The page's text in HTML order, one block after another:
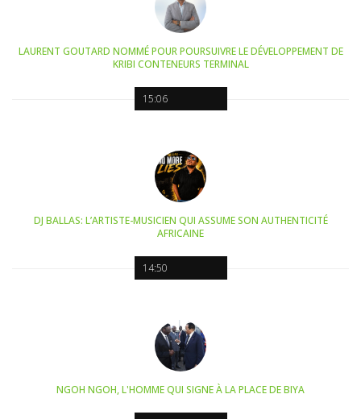
15:06
LAURENT GOUTARD NOMMÉ POUR POURSUIVRE LE DÉVELOPPEMENT DE
KRIBI CONTENEURS TERMINAL
14:50
DJ BALLAS: L’ARTISTE-MUSICIEN QUI ASSUME SON AUTHENTICITÉ
AFRICAINE
NGOH NGOH, L'HOMME QUI SIGNE À LA PLACE DE BIYA